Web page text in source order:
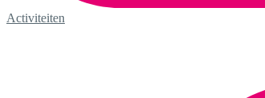
Activiteiten